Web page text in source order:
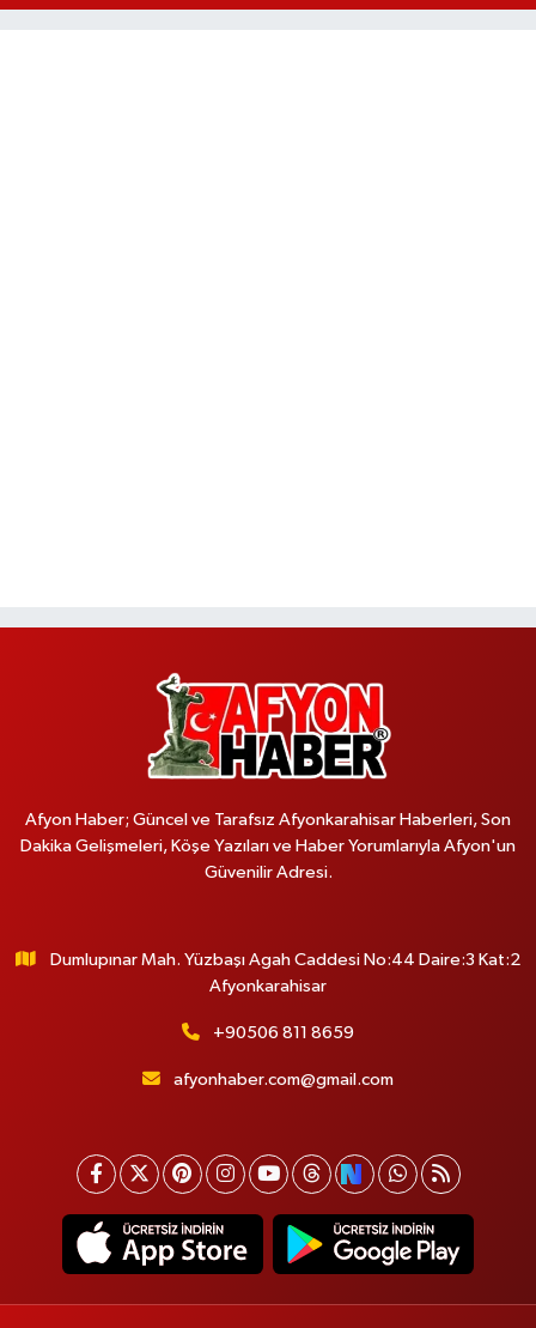
Afyon Haber; Güncel ve Tarafsız Afyonkarahisar Haberleri, Son
Dakika Gelişmeleri, Köşe Yazıları ve Haber Yorumlarıyla Afyon'un
Güvenilir Adresi.
Dumlupınar Mah. Yüzbaşı Agah Caddesi No:44 Daire:3 Kat:2
Afyonkarahisar
+90506 811 8659
afyonhaber.com@gmail.com